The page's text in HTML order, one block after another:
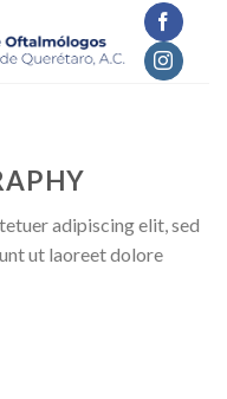
adipiscing elit, sed
ut laoreet dolore